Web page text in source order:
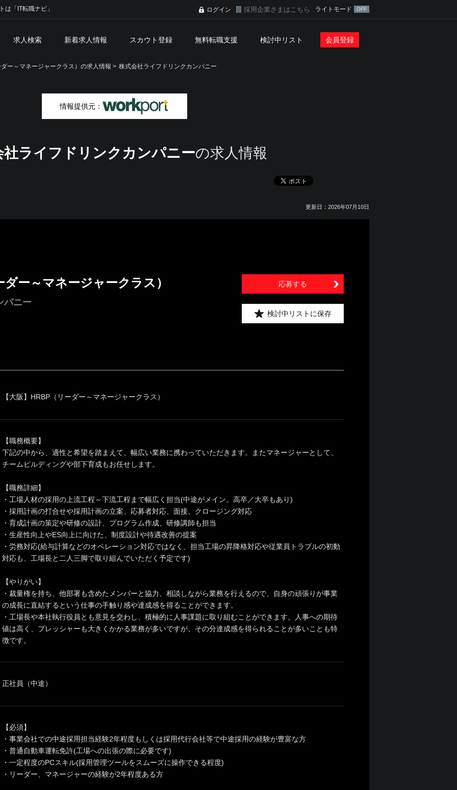
は「IT転職ナビ」 ログイン 採用企業さまはこちら ライトモード
求人検索 新着求人情報 スカウト登録 無料転職支援 検討中リスト 会員登録
ー～マネージャークラス）の求人情報 > 株式会社ライフドリンクカンパニー
情報提供元：
社ライフドリンクカンパニーの求人情報
更新日：2026年07月10日
ー～マネージャークラス）
パニー
応募する
検討中リストに保存
【大阪】HRBP（リーダー～マネージャークラス）
【職務概要】
下記の中から、適性と希望を踏まえて、幅広い業務に携わっていただきます。またマネージャーとして、
チームビルディングや部下育成もお任せします。
【職務詳細】
・工場人材の採用の上流工程～下流工程まで幅広く担当(中途がメイン。高卒／大卒もあり)
・採用計画の打合せや採用計画の立案、応募者対応、面接、クロージング対応
・育成計画の策定や研修の設計、プログラム作成、研修講師も担当
・生産性向上やES向上に向けた、制度設計や待遇改善の提案
・労務対応(給与計算などのオペレーション対応ではなく、担当工場の昇降格対応や従業員トラブルの初動
対応も、工場長と二人三脚で取り組んでいただく予定です)
【やりがい】
・裁量権を持ち、他部署も含めたメンバーと協力、相談しながら業務を行えるので、自身の頑張りが事業
の成長に直結するという仕事の手触り感や達成感を得ることができます。
・工場長や本社執行役員とも意見を交わし、積極的に人事課題に取り組むことができます。人事への期待
値は高く、プレッシャーも大きくかかる業務が多いですが、その分達成感を得られることが多いことも特
徴です。
正社員（中途）
【必須】
・事業会社での中途採用担当経験2年程度もしくは採用代行会社等で中途採用の経験が豊富な方
・普通自動車運転免許(工場への出張の際に必要です)
・一定程度のPCスキル(採用管理ツールをスムーズに操作できる程度)
・リーダー、マネージャーの経験が2年程度ある方